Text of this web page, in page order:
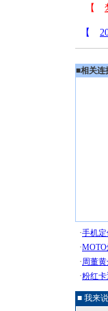
■相关连
■ 我来